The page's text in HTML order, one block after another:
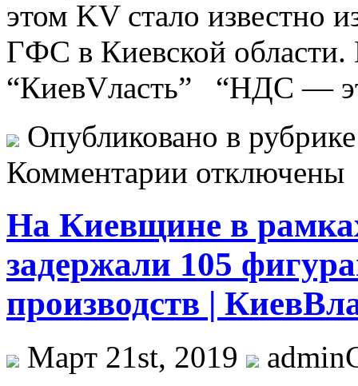
этом KV стало известно
ГФС в Киевской области.
“КиевVласть” “НДС —
Опубликовано в
Комментарии отключены
На Киевщине в
задержали 105
производств |
Март 21st, 2019